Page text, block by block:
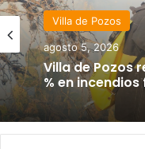
Villa de Pozos
agosto 5, 2026
Villa de Pozos
% en